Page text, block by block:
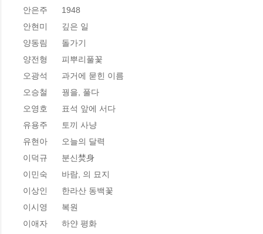
안은주      1948
안현미      깊은 일
양동림      돌가기
양전형      피뿌리풀꽃
오광석      과거에 묻힌 이름
오승철      꿩을, 풀다
오영호      표석 앞에 서다
유용주      토끼 사냥
유현아      오늘의 달력
이덕규      분신焚身
이민숙      바람, 의 묘지
이상인      한라산 동백꽃
이시영      복원
이애자      하얀 평화